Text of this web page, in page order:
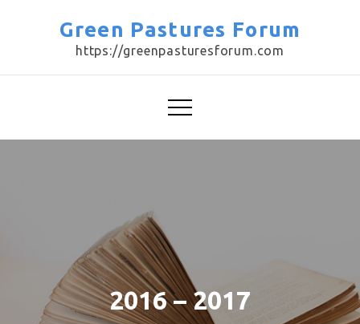
Green Pastures Forum
https://greenpasturesforum.com
2016 – 2017